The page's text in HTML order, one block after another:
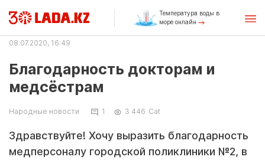
Температура воды в
море онлайн
08.07.2020, 16:49
Благодарность докторам и
медсёстрам
Народные новости 1 3 446 Саt
Здравствуйте! Хочу выразить благодарность
медперсоналу городской поликлиники №2, в